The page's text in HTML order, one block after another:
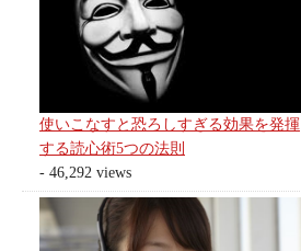
使いこなすと恐ろしすぎる効果を発揮
する読心術5つの法則
- 46,292 views